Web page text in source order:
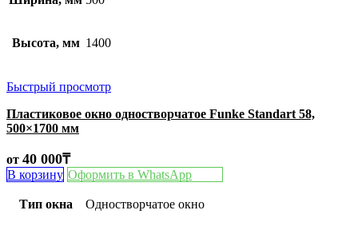
Высота, мм 1400
Быстрый просмотр
Пластиковое окно одностворчатое Funke Standart 58,
500×1700 мм
от 40 000₸
В корзину Оформить в WhatsApp
Тип окна Одностворчатое окно